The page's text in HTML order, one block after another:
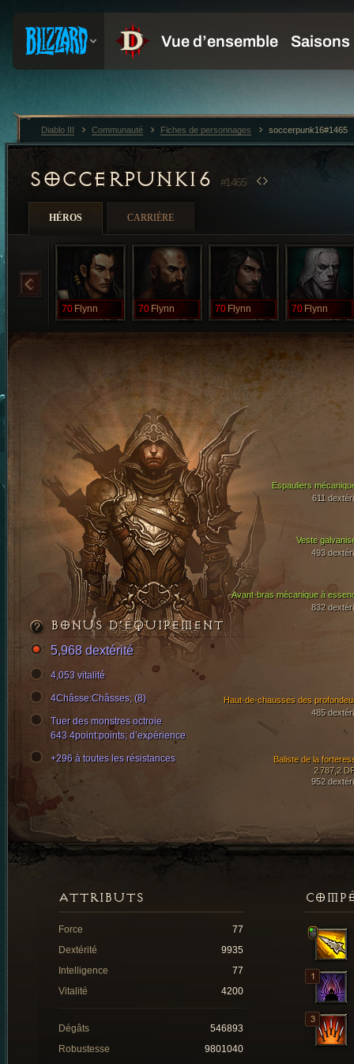
SOCCERPUNK16 #1465
HÉROS CARRIÈRE
70 Flynn 70 Flynn 70 Flynn 70 Flynn
Veste
493
Avant-bras mécanique à
832
Espauliers
611
Haut-de-chausses des
485
Baliste de la
2 787,2
952
BONUS D’ÉQUIPEMENT
5,968 dextérité
4,053 vitalité
4Châsse:Châsses; (8)
Tuer des monstres octroie
643 4point:points; d’expérience
+296 à toutes les résistances
ATTRIBUTS
Force
77
Dextérité
9935
Intelligence
77
Vitalité
4200
Dégâts
546893
Robustesse
9801040
Diablo III Communauté Fiches de personnages soccerpunk16#1465